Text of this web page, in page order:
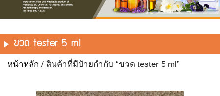
ขวด tester 5 ml
หน้าหลัก / สินค้าที่มีป้ายกำกับ “ขวด tester 5 ml”